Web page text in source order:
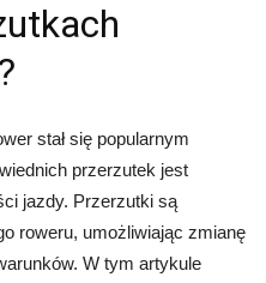
stał się popularnym
przerzutek jest
jazdy. Przerzutki są
roweru, umożliwiając zmianę
W tym artykule